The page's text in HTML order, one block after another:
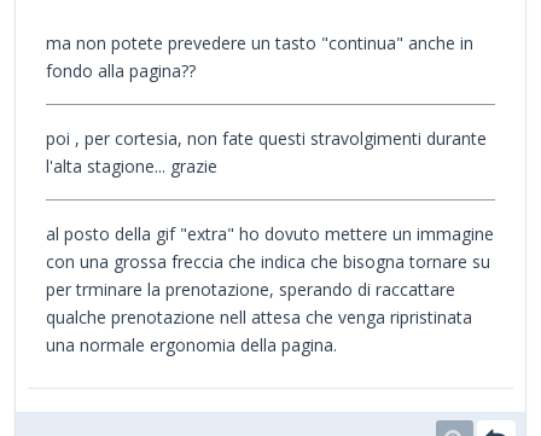
ma non potete prevedere un tasto "continua" anche in
fondo alla pagina??
poi , per cortesia, non fate questi stravolgimenti durante
l'alta stagione... grazie
al posto della gif "extra" ho dovuto mettere un immagine
con una grossa freccia che indica che bisogna tornare su
per trminare la prenotazione, sperando di raccattare
qualche prenotazione nell attesa che venga ripristinata
una normale ergonomia della pagina.